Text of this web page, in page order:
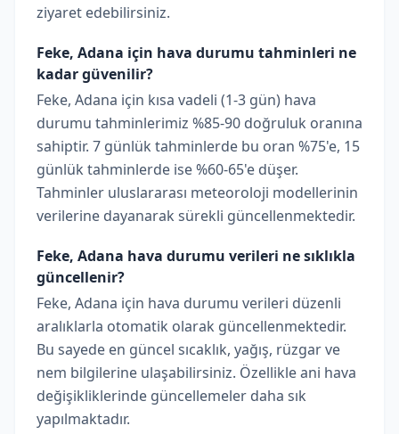
ziyaret edebilirsiniz.
Feke, Adana için hava durumu tahminleri ne
kadar güvenilir?
Feke, Adana için kısa vadeli (1-3 gün) hava
durumu tahminlerimiz %85-90 doğruluk oranına
sahiptir. 7 günlük tahminlerde bu oran %75'e, 15
günlük tahminlerde ise %60-65'e düşer.
Tahminler uluslararası meteoroloji modellerinin
verilerine dayanarak sürekli güncellenmektedir.
Feke, Adana hava durumu verileri ne sıklıkla
güncellenir?
Feke, Adana için hava durumu verileri düzenli
aralıklarla otomatik olarak güncellenmektedir.
Bu sayede en güncel sıcaklık, yağış, rüzgar ve
nem bilgilerine ulaşabilirsiniz. Özellikle ani hava
değişikliklerinde güncellemeler daha sık
yapılmaktadır.